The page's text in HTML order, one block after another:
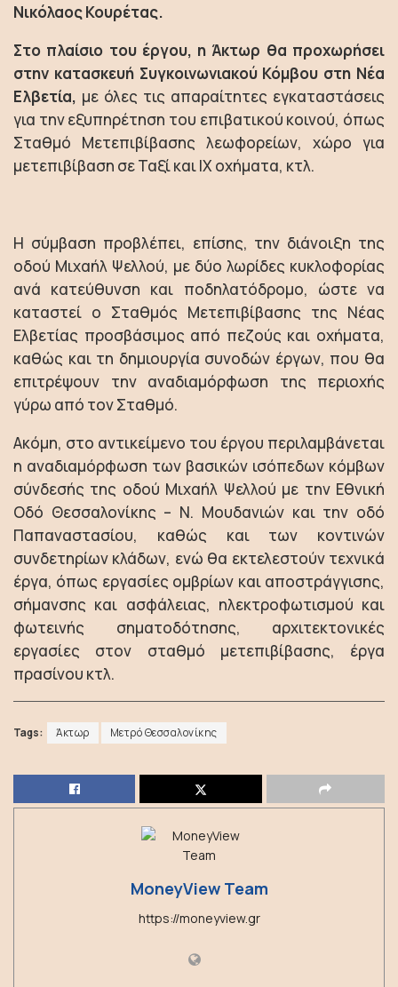
Νικόλαος Κουρέτας.
Στο πλαίσιο του έργου, η Άκτωρ θα προχωρήσει
στην κατασκευή Συγκοινωνιακού Κόμβου στη Νέα
Ελβετία, με όλες τις απαραίτητες εγκαταστάσεις
για την εξυπηρέτηση του επιβατικού κοινού, όπως
Σταθμό Μετεπιβίβασης λεωφορείων, χώρο για
μετεπιβίβαση σε Ταξί και ΙΧ οχήματα, κτλ.
Η σύμβαση προβλέπει, επίσης, την διάνοιξη της
οδού Μιχαήλ Ψελλού, με δύο λωρίδες κυκλοφορίας
ανά κατεύθυνση και ποδηλατόδρομο, ώστε να
καταστεί ο Σταθμός Μετεπιβίβασης της Νέας
Ελβετίας προσβάσιμος από πεζούς και οχήματα,
καθώς και τη δημιουργία συνοδών έργων, που θα
επιτρέψουν την αναδιαμόρφωση της περιοχής
γύρω από τον Σταθμό.
Ακόμη, στο αντικείμενο του έργου περιλαμβάνεται
η αναδιαμόρφωση των βασικών ισόπεδων κόμβων
σύνδεσής της οδού Μιχαήλ Ψελλού με την Εθνική
Οδό Θεσσαλονίκης – Ν. Μουδανιών και την οδό
Παπαναστασίου, καθώς και των κοντινών
συνδετηρίων κλάδων, ενώ θα εκτελεστούν τεχνικά
έργα, όπως εργασίες ομβρίων και αποστράγγισης,
σήμανσης και ασφάλειας, ηλεκτροφωτισμού και
φωτεινής σηματοδότησης, αρχιτεκτονικές
εργασίες στον σταθμό μετεπιβίβασης, έργα
πρασίνου κτλ.
Tags: Άκτωρ Μετρό Θεσσαλονίκης
MoneyView Team
https://moneyview.gr